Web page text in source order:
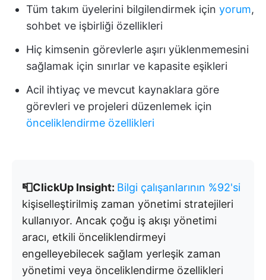
Tüm takım üyelerini bilgilendirmek için yorum,
sohbet ve işbirliği özellikleri
Hiç kimsenin görevlerle aşırı yüklenmemesini
sağlamak için sınırlar ve kapasite eşikleri
Acil ihtiyaç ve mevcut kaynaklara göre
görevleri ve projeleri düzenlemek için
önceliklendirme özellikleri
📮ClickUp Insight: Bilgi çalışanlarının %92'si
kişiselleştirilmiş zaman yönetimi stratejileri
kullanıyor. Ancak çoğu iş akışı yönetimi
aracı, etkili önceliklendirmeyi
engelleyebilecek sağlam yerleşik zaman
yönetimi veya önceliklendirme özellikleri